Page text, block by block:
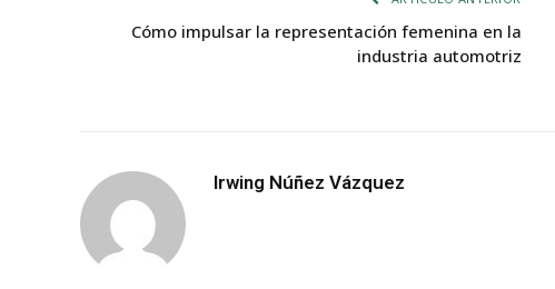
Cómo impulsar la representación femenina en la
industria automotriz
Irwing Núñez Vázquez